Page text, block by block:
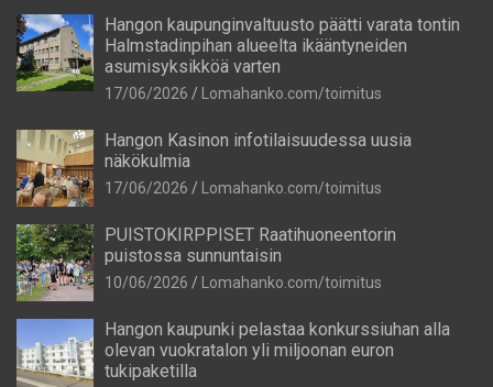
Hangon kaupunginvaltuusto päätti varata tontin
Halmstadinpihan alueelta ikääntyneiden
asumisyksikköä varten
17/06/2026 Lomahanko.com/toimitus
Hangon Kasinon infotilaisuudessa uusia
näkökulmia
17/06/2026 Lomahanko.com/toimitus
PUISTOKIRPPISET Raatihuoneentorin
puistossa sunnuntaisin
10/06/2026 Lomahanko.com/toimitus
Hangon kaupunki pelastaa konkurssiuhan alla
olevan vuokratalon yli miljoonan euron
tukipaketilla